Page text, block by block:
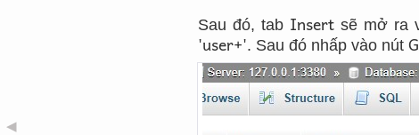
◀
Sau đó, tab Insert sẽ mở ra
'user+'. Sau đó nhấp vào nút